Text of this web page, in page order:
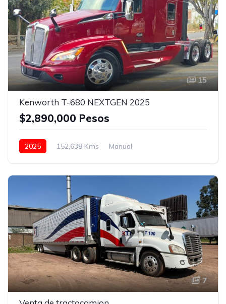
Blanco
15
Kenworth T-680 NEXTGEN 2025
$2,890,000 Pesos
2025 152,638 Kms
Manual
Bolsas de Aire
Espejos de amplitud
Faros de niebla
Asientos neumáticos
Bluetooth
Puerto USB
Radio / Estereo
Rojo
7